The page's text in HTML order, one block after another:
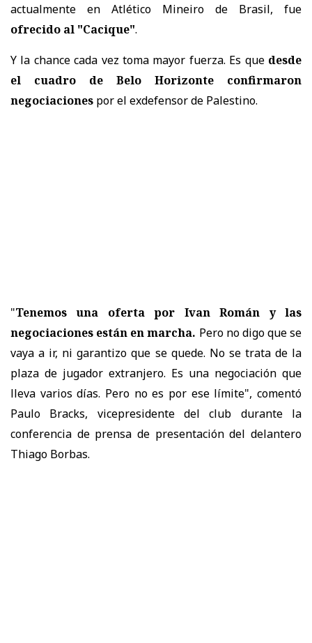
actualmente en Atlético Mineiro de Brasil, fue
ofrecido al "Cacique".
Y la chance cada vez toma mayor fuerza. Es que desde
el cuadro de Belo Horizonte confirmaron
negociaciones por el exdefensor de Palestino.
"Tenemos una oferta por Ivan Román y las
negociaciones están en marcha. Pero no digo que se
vaya a ir, ni garantizo que se quede. No se trata de la
plaza de jugador extranjero. Es una negociación que
lleva varios días. Pero no es por ese límite", comentó
Paulo Bracks, vicepresidente del club durante la
conferencia de prensa de presentación del delantero
Thiago Borbas.